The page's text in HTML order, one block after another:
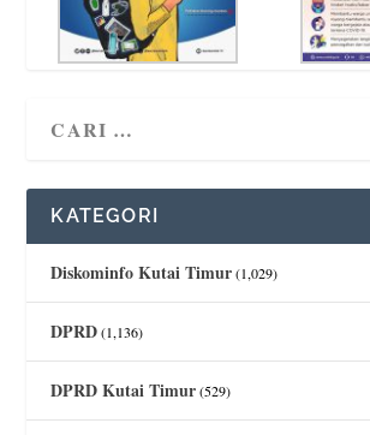
KATEGORI
Diskominfo Kutai Timur(1,029)
DPRD(1,136)
DPRD Kutai Timur(529)